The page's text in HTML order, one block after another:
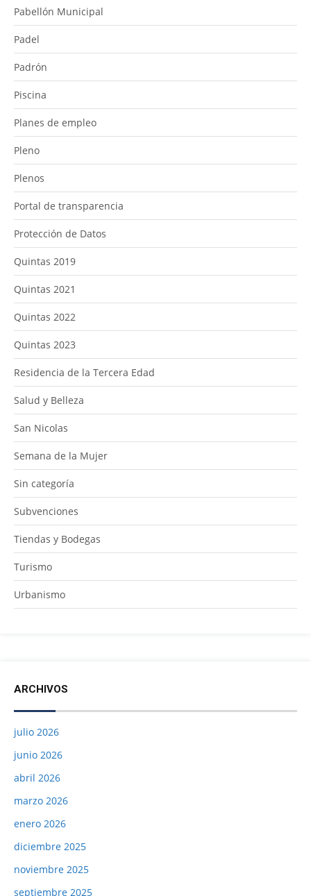
Pabellón Municipal
Padel
Padrón
Piscina
Planes de empleo
Pleno
Plenos
Portal de transparencia
Protección de Datos
Quintas 2019
Quintas 2021
Quintas 2022
Quintas 2023
Residencia de la Tercera Edad
Salud y Belleza
San Nicolas
Semana de la Mujer
Sin categoría
Subvenciones
Tiendas y Bodegas
Turismo
Urbanismo
ARCHIVOS
julio 2026
junio 2026
abril 2026
marzo 2026
enero 2026
diciembre 2025
noviembre 2025
septiembre 2025